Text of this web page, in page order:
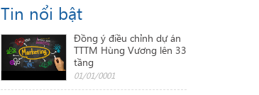
Tin nổi bật
Đồng ý điều chỉnh dự án
TTTM Hùng Vương lên 33
tầng
01/01/0001